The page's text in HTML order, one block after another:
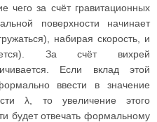
чего за счёт гравитационных
поверхности начинает
набирая скорость, и
За счёт вихрей
Если вклад этой
ввести в значение
λ, то увеличение этого
будет отвечать формальному